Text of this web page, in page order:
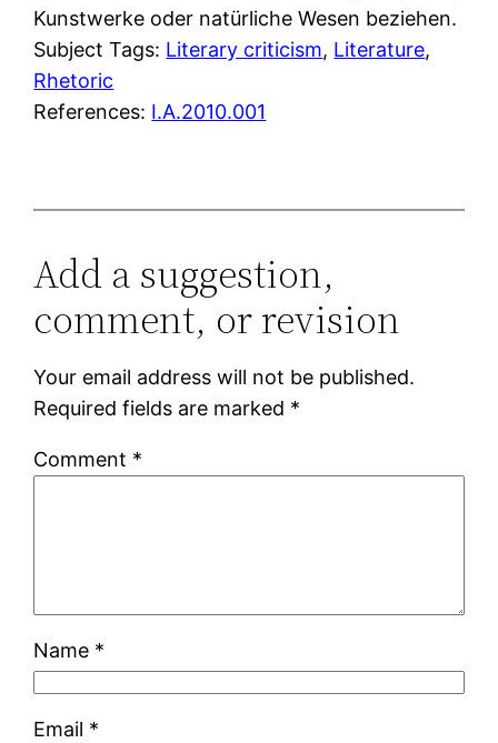
Kunstwerke oder natürliche Wesen beziehen.
Subject Tags: Literary criticism, Literature
Rhetoric
References: I.A.2010.001
Add a suggestion,
comment, or revision
Your email address will not be published.
Required fields are marked *
Comment *
Name *
Email *